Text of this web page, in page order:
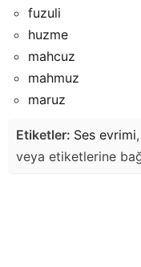
fuzuli
huzme
mahcuz
mahmuz
maruz
Etiketler: Ses evrimi,
veya etiketlerine